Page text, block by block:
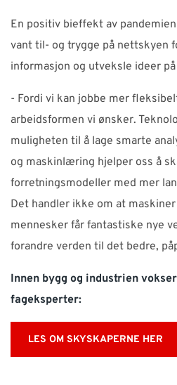
En positiv bieffekt av
vant til- og trygge på nettskyen
informasjon og utveksle ideer
- Fordi vi kan jobbe mer
arbeidsformen vi ønsker.
muligheten til å lage smarte
og maskinlæring hjelper oss å
forretningsmodeller med mer
Det handler ikke om at
mennesker får fantastiske nye
forandre verden til det bedre,
Innen bygg og industrien
fageksperter:
LES OM SKYSKAPERNE HER